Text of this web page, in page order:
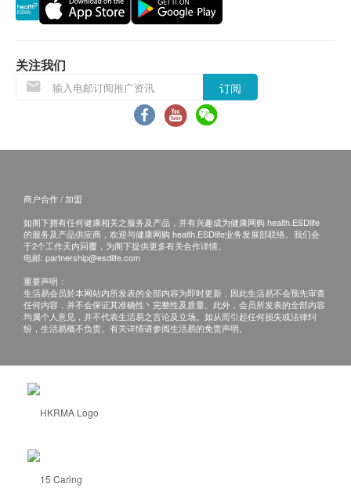
关注我们
订阅
商户合作 / 加盟
如阁下拥有任何健康相关之服务及产品，并有兴趣成为健康网购 health.ESDlife
的服务及产品供应商，欢迎与健康网购 health.ESDlife业务发展部联络。我们会
于2个工作天内回覆，为阁下提供更多有关合作详情。
电邮: partnership@esdlife.com
重要声明：
生活易会员於本网站内所发表的全部内容为即时更新，因此生活易不会预先审查
任何内容，并不会保证其准确性丶完整性及质量。此外，会员所发表的全部内容
均属个人意见，并不代表生活易之言论及立场。如从而引起任何损失或法律纠
纷，生活易概不负责。有关详情请参阅生活易的免责声明。